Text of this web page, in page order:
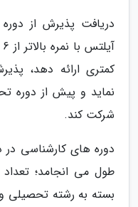
دریافت پذیرش از
کمتری ارائه دهد،
نماید و پیش از دوره
شرکت کند.
طول می انجامد؛
بسته به رشته تحصیلی